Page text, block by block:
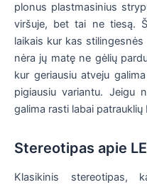
plonus plastmasinius
viršuje, bet tai ne tiesą.
laikais kur kas
nėra jų matę ne gėlių
kur geriausiu atveju
pigiausiu variantu. Jeigu
galima rasti labai patrauklių
Stereotipas apie
Klasikinis stereotipas,